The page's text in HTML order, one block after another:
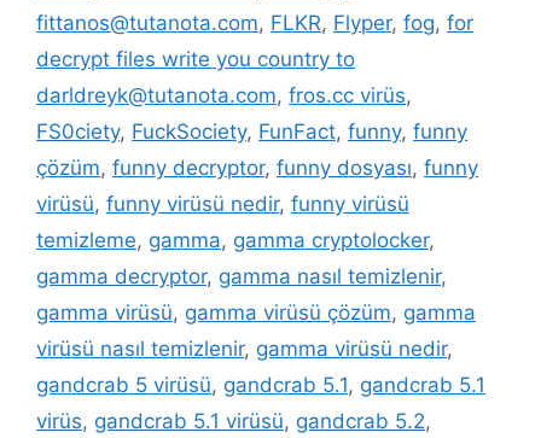
fittanos@tutanota.com, FLKR, Flyper, fog, for
decrypt files write you country to
darldreyk@tutanota.com, fros.cc virüs,
FS0ciety, FuckSociety, FunFact, funny, funny
çözüm, funny decryptor, funny dosyası, funny
virüsü, funny virüsü nedir, funny virüsü
temizleme, gamma, gamma cryptolocker,
gamma decryptor, gamma nasıl temizlenir,
gamma virüsü, gamma virüsü çözüm, gamma
virüsü nasıl temizlenir, gamma virüsü nedir,
gandcrab 5 virüsü, gandcrab 5.1, gandcrab 5.1
virüs, gandcrab 5.1 virüsü, gandcrab 5.2,